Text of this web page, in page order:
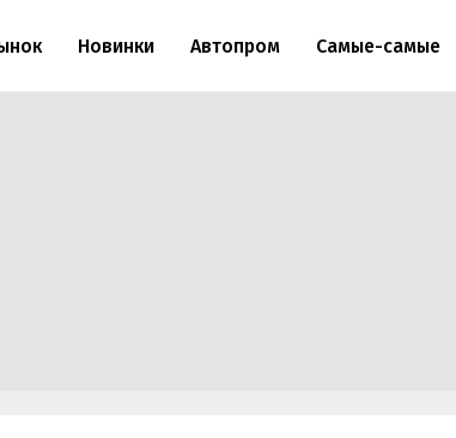
Новинки Автопром Самые-самые